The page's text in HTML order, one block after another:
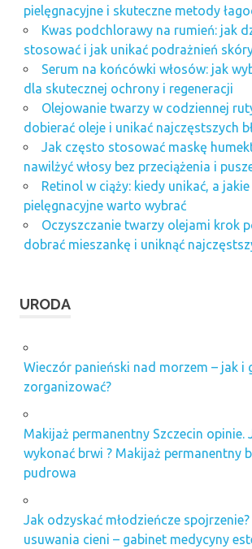
pielęgnacyjne i skuteczne metody
Kwas podchlorawy na rumień: jak
stosować i jak unikać podrażnień
Serum na końcówki włosów: jak
dla skutecznej ochrony i regeneracji
Olejowanie twarzy w codziennej
dobierać oleje i unikać najczęstszych
Jak często stosować maskę
nawilżyć włosy bez przeciążenia i
Retinol w ciąży: kiedy unikać, a
pielęgnacyjne warto wybrać
Oczyszczanie twarzy olejami krok
dobrać mieszankę i uniknąć
URODA
Wieczór panieński nad morzem – jak i
zorganizować?
Makijaż permanentny Szczecin opinie.
wykonać brwi ? Makijaż permanentny
pudrowa
Jak odzyskać młodzieńcze
usuwania cieni – gabinet medycyny